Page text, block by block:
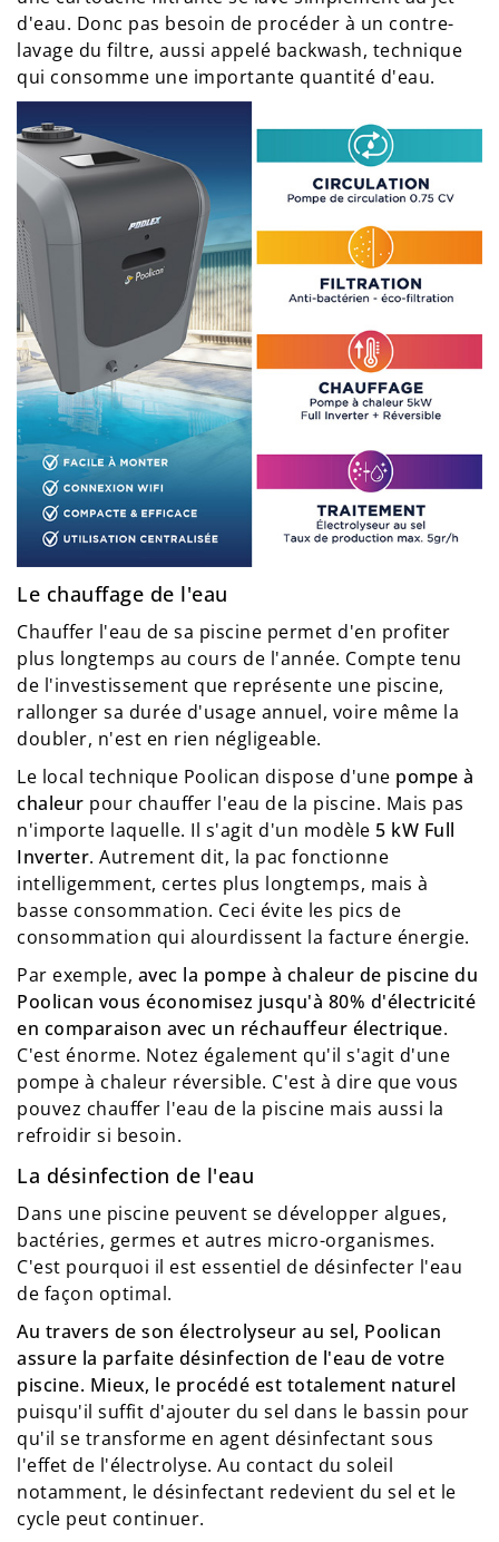
d'eau. Donc pas besoin de procéder à un contre-
lavage du filtre, aussi appelé backwash, technique
qui consomme une importante quantité d'eau.
Le chauffage de l'eau
Chauffer l'eau de sa piscine permet d'en profiter
plus longtemps au cours de l'année. Compte tenu
de l'investissement que représente une piscine,
rallonger sa durée d'usage annuel, voire même la
doubler, n'est en rien négligeable.
Le local technique Poolican dispose d'une pompe à
chaleur pour chauffer l'eau de la piscine. Mais pas
n'importe laquelle. Il s'agit d'un modèle 5 kW Full
Inverter. Autrement dit, la pac fonctionne
intelligemment, certes plus longtemps, mais à
basse consommation. Ceci évite les pics de
consommation qui alourdissent la facture énergie.
Par exemple, avec la pompe à chaleur de piscine du
Poolican vous économisez jusqu'à 80% d'électricité
en comparaison avec un réchauffeur électrique.
C'est énorme. Notez également qu'il s'agit d'une
pompe à chaleur réversible. C'est à dire que vous
pouvez chauffer l'eau de la piscine mais aussi la
refroidir si besoin.
La désinfection de l'eau
Dans une piscine peuvent se développer algues,
bactéries, germes et autres micro-organismes.
C'est pourquoi il est essentiel de désinfecter l'eau
de façon optimal.
Au travers de son électrolyseur au sel, Poolican
assure la parfaite désinfection de l'eau de votre
piscine. Mieux, le procédé est totalement naturel
puisqu'il suffit d'ajouter du sel dans le bassin pour
qu'il se transforme en agent désinfectant sous
l'effet de l'électrolyse. Au contact du soleil
notamment, le désinfectant redevient du sel et le
cycle peut continuer.